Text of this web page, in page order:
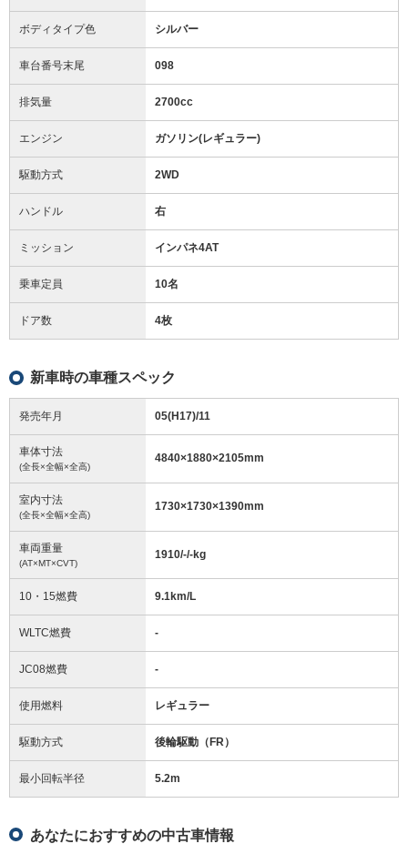
ボディタイプ色 シルバー
車台番号末尾 098
排気量 2700cc
エンジン ガソリン(レギュラー)
駆動方式 2WD
ハンドル 右
ミッション インパネ4AT
乗車定員 10名
ドア数 4枚
新車時の車種スペック
発売年月 05(H17)/11
車体寸法
(全長×全幅×全高)
4840×1880×2105mm
室内寸法
(全長×全幅×全高)
1730×1730×1390mm
車両重量
(AT×MT×CVT)
1910/-/-kg
10・15燃費 9.1km/L
WLTC燃費 -
JC08燃費 -
使用燃料 レギュラー
駆動方式 後輪駆動（FR）
最小回転半径 5.2m
あなたにおすすめの中古車情報